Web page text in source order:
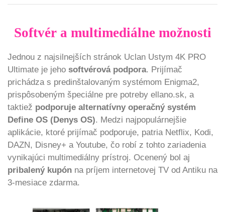
Softvér a multimediálne možnosti
Jednou z najsilnejších stránok Uclan Ustym 4K PRO
Ultimate je jeho softvérová podpora. Prijímač
prichádza s predinštalovaným systémom Enigma2,
prispôsobeným špeciálne pre potreby ellano.sk, a
taktiež podporuje alternatívny operačný systém
Define OS (Denys OS). Medzi najpopulárnejšie
aplikácie, ktoré prijímač podporuje, patria Netflix, Kodi,
DAZN, Disney+ a Youtube, čo robí z tohto zariadenia
vynikajúci multimediálny prístroj. Ocenený bol aj
pribalený kupón na príjem internetovej TV od Antiku na
3-mesiace zdarma.